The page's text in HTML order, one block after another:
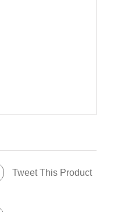
Tweet This Product